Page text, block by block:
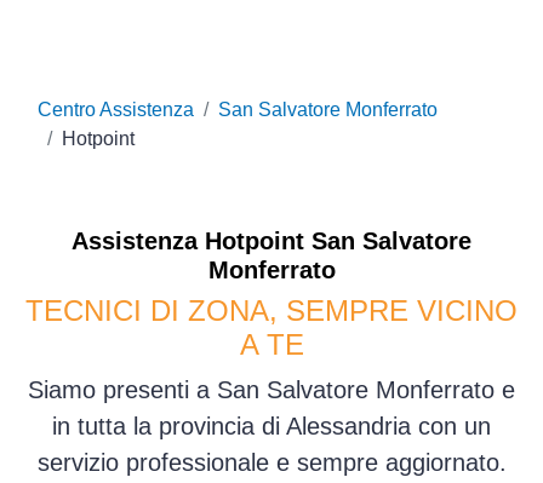
Centro Assistenza
San Salvatore Monferrato
Hotpoint
Assistenza Hotpoint San Salvatore
Monferrato
TECNICI DI ZONA, SEMPRE VICINO
A TE
Siamo presenti a San Salvatore Monferrato e
in tutta la provincia di Alessandria con un
servizio professionale e sempre aggiornato.